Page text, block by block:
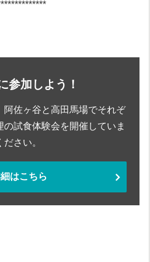
参加しよう！
阿佐ヶ谷と高田馬場でそれぞ
試食体験会を開催していま
さい。
はこちら